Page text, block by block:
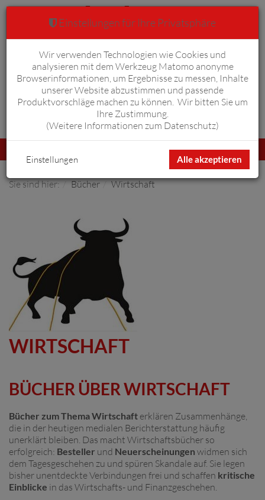
Anmelden Warenkorb 0
umschalten
Sie sind hier: Bücher Wirtschaft
WIRTSCHAFT
BÜCHER ÜBER WIRTSCHAFT
Bücher zum Thema Wirtschaft erklären Zusammenhänge,
die in der heutigen medialen Berichterstattung häufig
unerklärt bleiben. Das macht Wirtschaftsbücher so
erfolgreich: Besteller und Neuerscheinungen widmen sich
dem Tagesgeschehen zu und spüren Skandale auf. Sie legen
bisher unentdeckte Verbindungen frei und schaffen kritische
Einblicke in das Wirtschafts- und Finanzgeschehen.
Einstellungen für Ihre Privatsphäre
Wir verwenden Technologien wie Cookies und
analysieren mit dem Werkzeug Matomo anonyme
Browserinformationen, um Ergebnisse zu messen, Inhalte
unserer Website abzustimmen und passende
Produktvorschläge machen zu können. Wir bitten Sie um
Ihre Zustimmung.
(Weitere Informationen zum Datenschutz)
Alle akzeptieren
Einstellungen